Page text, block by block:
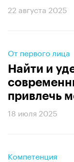
22 августа 2025
От первого лица
Найти и
привлечь
18 июля 2025
Компетенция